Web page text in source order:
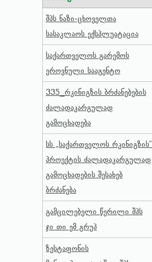
შპს ნაზი-ცხოველთა
სასაკლაოს ექსპლუატაცია
საქართველოს გარემოს
ეროვნული სააგენტო
335_რკინიგზის ბრძანებების
ძალადაკარგულად
გამოცხადება
სს „საქართველოს რკინიგზის“
პროექტის ძალადაკარგულად
გამოცხადების შესახებ
ბრძანება
გამცილებელი წერილი შპს
ჯი თი ემ გრუპ
ზესტაფონის